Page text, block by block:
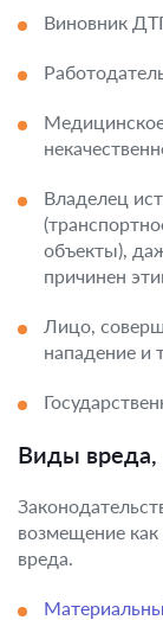
Виновник
Владелец
объекты),
причинен
Лицо,
нападение и
Виды
возмещение
вреда.